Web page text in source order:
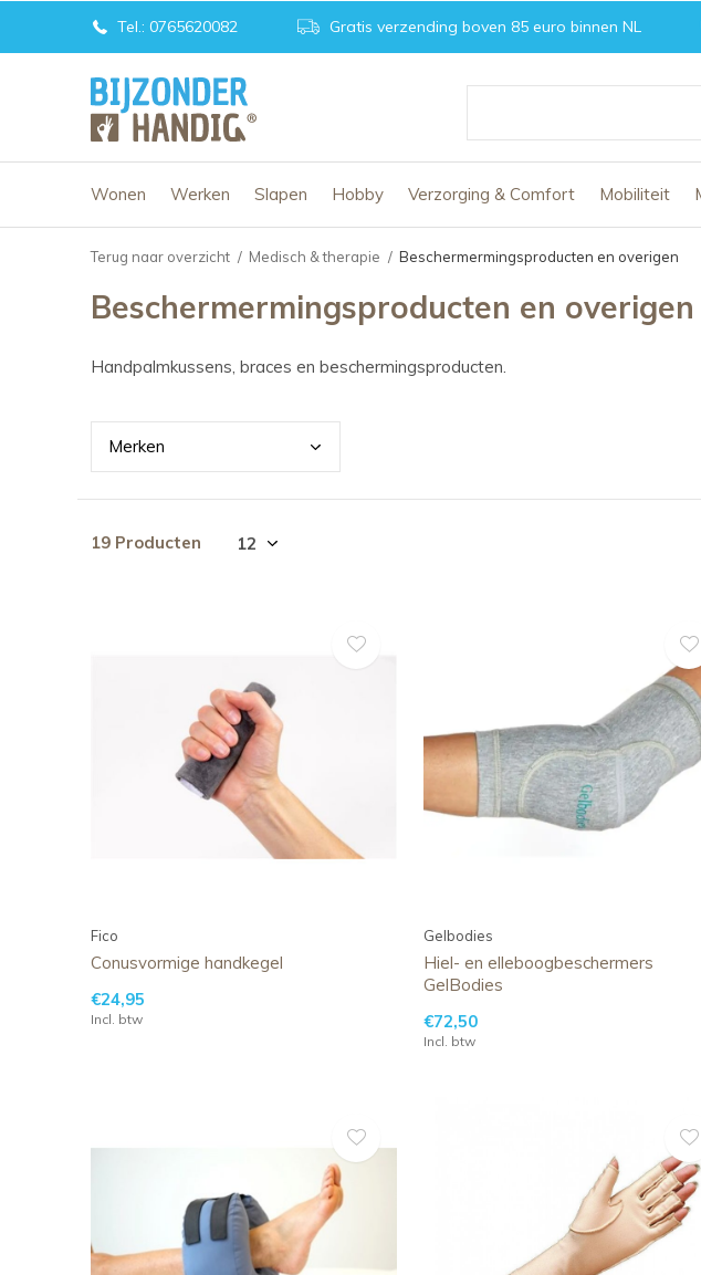
Wonen Werken Slapen Hobby Verzorging & Comfort Mobiliteit
Tel.: 0765620082 Gratis verzending boven 85 euro binnen NL
Terug naar overzicht Medisch & therapie Beschermermingsproducten en overigen
Beschermermingsproducten en overigen
Handpalmkussens, braces en beschermingsproducten.
Merken
19 Producten
Fico
Conusvormige handkegel
€24,95
Incl. btw
Gelbodies
Hiel- en elleboogbeschermers
GelBodies
€72,50
Incl. btw